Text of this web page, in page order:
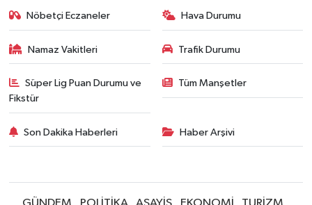
Nöbetçi Eczaneler Hava Durumu
Namaz Vakitleri Trafik Durumu
Süper Lig Puan Durumu ve
Fikstür
Tüm Manşetler
Son Dakika Haberleri Haber Arşivi